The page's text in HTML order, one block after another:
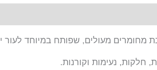
מחומרים מעולים, שפותח במיוחד
חלקות, נעימות וקורנות.